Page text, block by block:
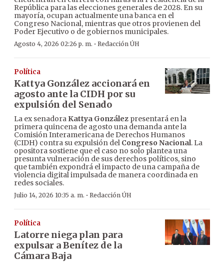
República para las elecciones generales de 2028. En su
mayoría, ocupan actualmente una banca en el
Congreso Nacional, mientras que otros provienen del
Poder Ejecutivo o de gobiernos municipales.
Agosto 4, 2026 02:26 p. m. · Redacción ÚH
Política
Kattya González accionará en
agosto ante la CIDH por su
expulsión del Senado
La ex senadora Kattya González presentará en la
primera quincena de agosto una demanda ante la
Comisión Interamericana de Derechos Humanos
(CIDH) contra su expulsión del Congreso Nacional. La
opositora sostiene que el caso no solo plantea una
presunta vulneración de sus derechos políticos, sino
que también expondrá el impacto de una campaña de
violencia digital impulsada de manera coordinada en
redes sociales.
Julio 14, 2026 10:35 a. m. · Redacción ÚH
Política
Latorre niega plan para
expulsar a Benítez de la
Cámara Baja